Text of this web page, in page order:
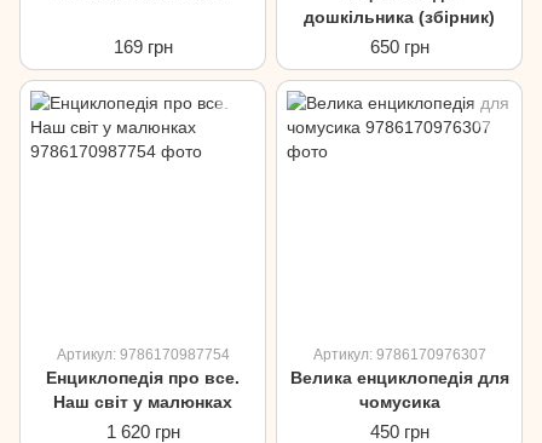
169 грн
дошкільника (збірник)
650 грн
Артикул: 9786170987754
Енциклопедія про все.
Наш світ у малюнках
1 620 грн
Артикул: 9786170976307
Велика енциклопедія для
чомусика
450 грн